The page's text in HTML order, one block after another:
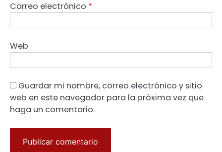
Correo electrónico *
Web
Guardar mi nombre, correo electrónico y sitio
web en este navegador para la próxima vez que
haga un comentario.